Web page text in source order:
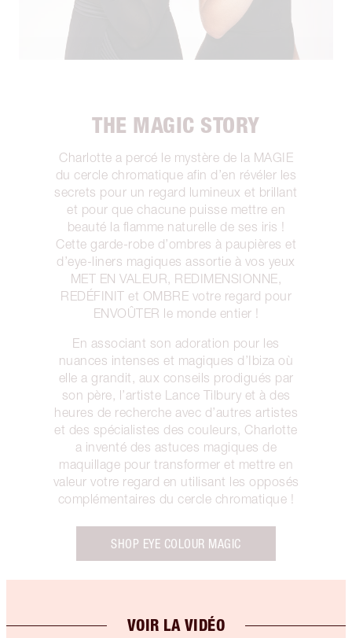
THE MAGIC STORY
Charlotte a percé le mystère de la MAGIE
du cercle chromatique afin d’en révéler les
secrets pour un regard lumineux et brillant
et pour que chacune puisse mettre en
beauté la flamme naturelle de ses iris !
Cette garde-robe d’ombres à paupières et
d’eye-liners magiques assortie à vos yeux
MET EN VALEUR, REDIMENSIONNE,
REDÉFINIT et OMBRE votre regard pour
ENVOÛTER le monde entier !
En associant son adoration pour les
nuances intenses et magiques d’Ibiza où
elle a grandit, aux conseils prodigués par
son père, l’artiste Lance Tilbury et à des
heures de recherche avec d’autres artistes
et des spécialistes des couleurs, Charlotte
a inventé des astuces magiques de
maquillage pour transformer et mettre en
valeur votre regard en utilisant les opposés
complémentaires du cercle chromatique !
SHOP EYE COLOUR MAGIC
VOIR LA VIDÉO